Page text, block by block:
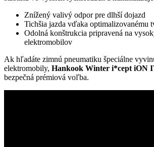
Znížený valivý odpor pre dlhší dojazd
Tichšia jazda vďaka optimalizovanému
Odolná konštrukcia pripravená na
elektromobilov
Ak hľadáte zimnú pneumatiku špeciálne
elektromobily, Hankook Winter i*cept iON
bezpečná prémiová voľba.